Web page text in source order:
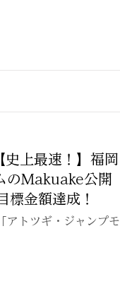
史上最速！】福岡
のMakuake公開
標金額達成！
アトツギ・ジャンプモ